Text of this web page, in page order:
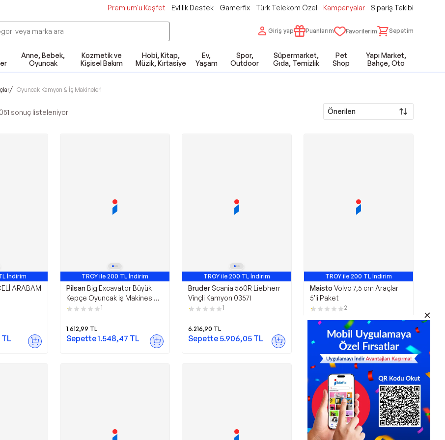
Premium'u Keşfet Evlilik Destek Gamerfix Türk Telekom Özel Kampanyalar Sipariş Takibi
Giriş yap Puanlarım Favorilerim Sepetim
Anne, Bebek,
Oyuncak
Kozmetik ve
Kişisel Bakım
Hobi, Kitap,
Müzik, Kırtasiye
Ev,
Yaşam
Spor,
Outdoor
Süpermarket,
Gıda, Temizlik
Pet
Shop
Yapı Market,
Bahçe, Oto
/ Oyuncak Kamyon & İş Makineleri
sonuç listeleniyor Önerilen
İndirim
ARABAM
TL
TROY ile 200 TL İndirim
Pilsan Big Excavator Büyük
Kepçe Oyuncak iş Makinesı
06-207
1
1.612,99 TL
Sepette1.548,47 TL
TROY ile 200 TL İndirim
Bruder Scania 560R Liebherr
Vinçli Kamyon 03571
1
6.216,90 TL
Sepette 5.906,05 TL
TROY ile 200 TL İndirim
Maisto Volvo 7,5 cm Araçlar
5'li Paket
2
1.065,00TL
Sepette887,14TL